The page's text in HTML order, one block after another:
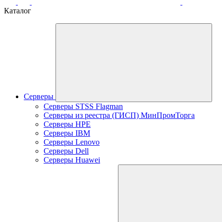
Каталог
Серверы
Серверы STSS Flagman
Серверы из реестра (ГИСП) МинПромТорга
Серверы HPE
Серверы IBM
Серверы Lenovo
Серверы Dell
Серверы Huawei